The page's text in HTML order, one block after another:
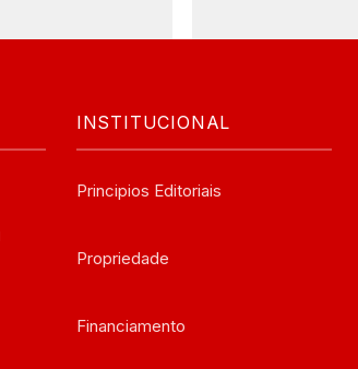
INSTITUCIONAL
Principios Editoriais
Propriedade
Financiamento